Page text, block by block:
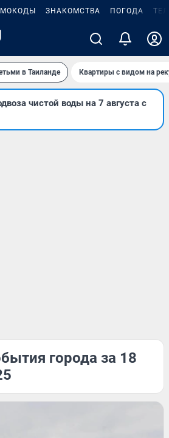
ЗНАКОМСТВА ПОГОДА
в Таиланде Квартиры с видом на
чистой воды на 7 августа с
города за 18